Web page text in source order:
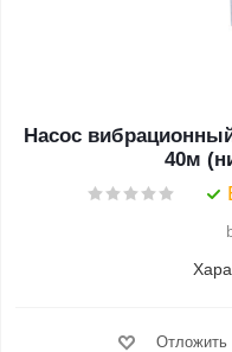
Насос вибрационный Belamos "Сверчок"
40м
Отложить